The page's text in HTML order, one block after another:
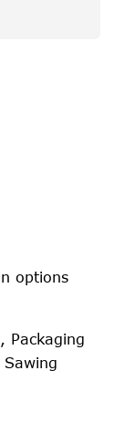
options
Packaging